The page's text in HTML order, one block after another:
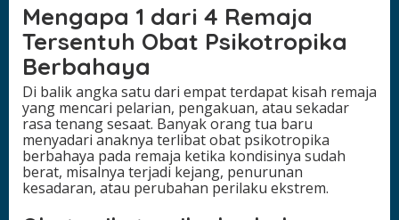
a
y
a
Mengapa 1 dari 4 Remaja
Tersentuh Obat Psikotropika
Berbahaya
Di balik angka satu dari empat terdapat kisah remaja
yang mencari pelarian, pengakuan, atau sekadar
rasa tenang sesaat. Banyak orang tua baru
menyadari anaknya terlibat obat psikotropika
berbahaya pada remaja ketika kondisinya sudah
berat, misalnya terjadi kejang, penurunan
kesadaran, atau perubahan perilaku ekstrem.